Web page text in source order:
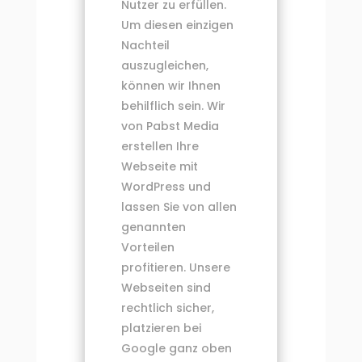
Nutzer zu erfüllen.
Um diesen einzigen
Nachteil
auszugleichen,
können wir Ihnen
behilflich sein. Wir
von Pabst Media
erstellen Ihre
Webseite mit
WordPress und
lassen Sie von allen
genannten
Vorteilen
profitieren. Unsere
Webseiten sind
rechtlich sicher,
platzieren bei
Google ganz oben